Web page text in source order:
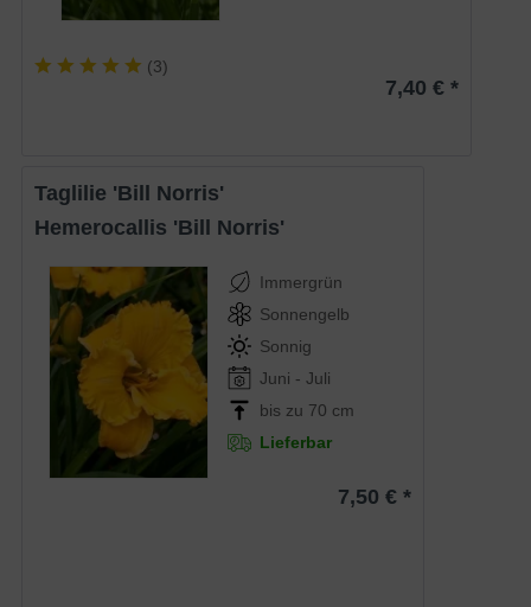
(3)
7,40 € *
Taglilie 'Bill Norris'
Hemerocallis 'Bill Norris'
Immergrün
Sonnengelb
Sonnig
Juni - Juli
bis zu 70 cm
Lieferbar
7,50 € *